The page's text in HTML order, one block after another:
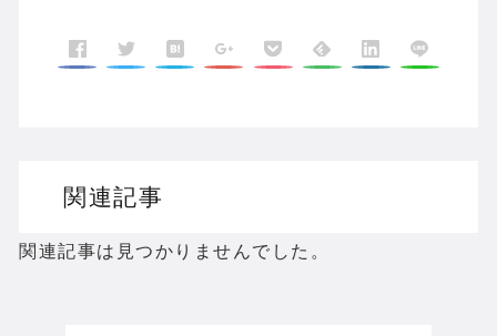
関連記事
関連記事は見つかりませんでした。